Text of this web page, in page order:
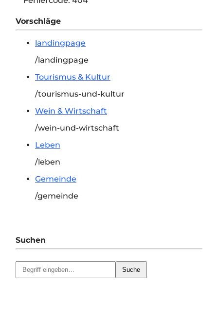
Vorschläge
landingpage
/landingpage
Tourismus & Kultur
/tourismus-und-kultur
Wein & Wirtschaft
/wein-und-wirtschaft
Leben
/leben
Gemeinde
/gemeinde
Suchen
Suche